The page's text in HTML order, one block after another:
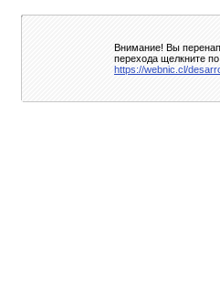
Внимание! Вы
перехода щелкните
https://webnic.cl/